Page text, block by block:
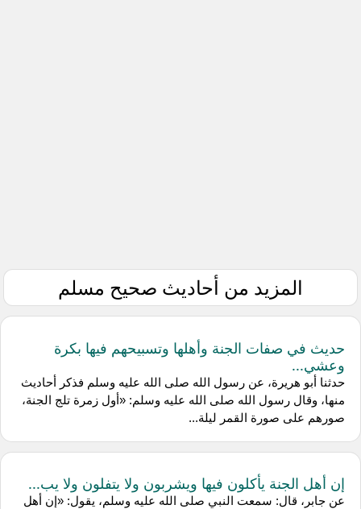
المزيد من أحاديث صحيح مسلم
حديث في صفات الجنة وأهلها وتسبيحهم فيها بكرة
وعشي...
حدثنا أبو هريرة، عن رسول الله صلى الله عليه وسلم فذكر أحاديث
منها، وقال رسول الله صلى الله عليه وسلم: «أول زمرة تلج الجنة،
صورهم على صورة القمر ليلة...
إن أهل الجنة يأكلون فيها ويشربون ولا يتفلون ولا يب...
عن جابر، قال: سمعت النبي صلى الله عليه وسلم، يقول: «إن أهل